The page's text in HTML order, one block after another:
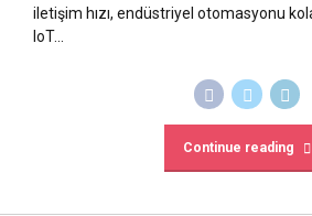
iletişim hızı, endüstriyel otomasyonu
IoT...
Continue reading